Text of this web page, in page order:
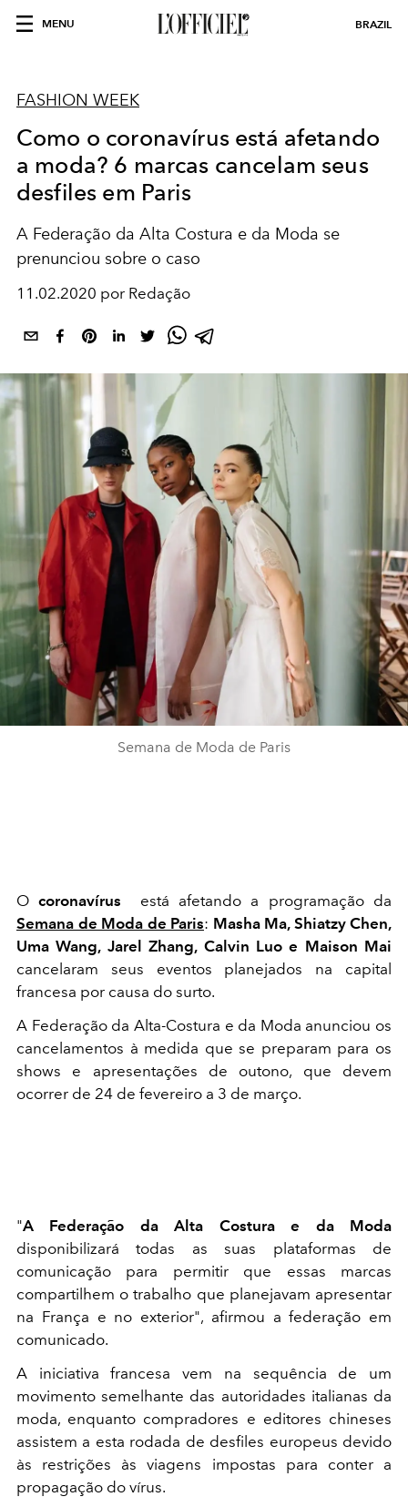
MENU BRAZIL
FASHION WEEK
Como o coronavírus está afetando
a moda? 6 marcas cancelam seus
desfiles em Paris
A Federação da Alta Costura e da Moda se
prenunciou sobre o caso
11.02.2020 por Redação
Semana de Moda de Paris
Ocoronavírus está afetando a programação da
Semana de Moda de Paris: Masha Ma, Shiatzy Chen,
Uma Wang, Jarel Zhang, Calvin Luo e Maison Mai
cancelaram seus eventos planejados na capital
francesa por causa do surto.
A Federação da Alta-Costura e da Moda anunciou os
cancelamentos à medida que se preparam para os
shows e apresentações de outono, que devem
ocorrer de 24 de fevereiro a 3 de março.
"A Federação da Alta Costura e da Moda
disponibilizará todas as suas plataformas de
comunicação para permitir que essas marcas
compartilhem o trabalho que planejavam apresentar
na França e no exterior", afirmou a federação em
comunicado.
A iniciativa francesa vem na sequência de um
movimento semelhante das autoridades italianas da
moda, enquanto compradores e editores chineses
assistem a esta rodada de desfiles europeus devido
às restrições às viagens impostas para conter a
propagação do vírus.